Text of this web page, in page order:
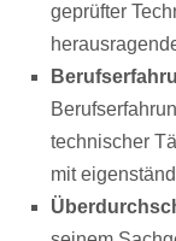
geprüfter
technischer
mit